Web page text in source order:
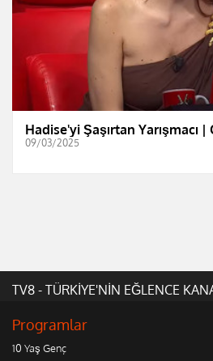
Hadise'yi Şaşırtan Yarışmacı |
09/03/2025
TV8 - TÜRKİYE'NİN EĞLENCE
Programlar
10 Yaş Genç